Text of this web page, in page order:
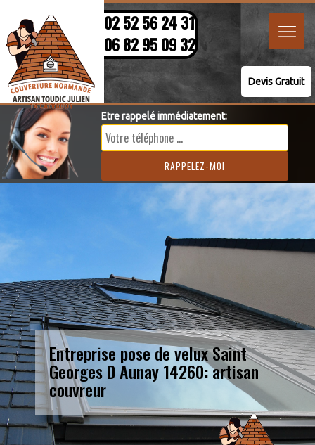
02 52 56 24 31
06 82 95 09 32
Devis Gratuit
Etre rappelé immédiatement:
Entreprise pose de velux Saint
Georges D Aunay 14260: artisan
couvreur